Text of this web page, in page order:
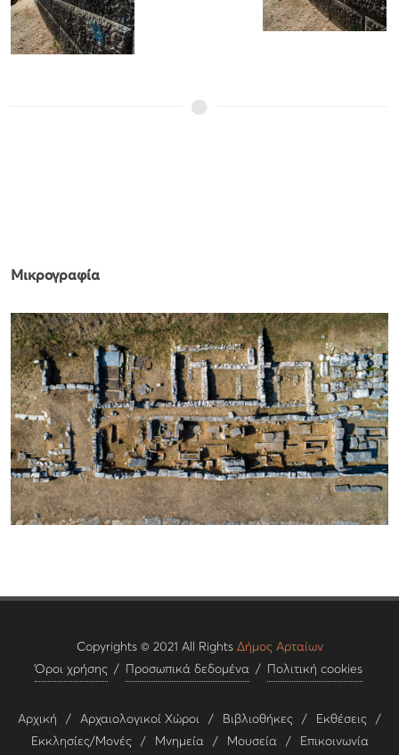
Μικρογραφία
Copyrights © 2021 All Rights Δήμος Αρταίων
Όροι χρήσης
/ Προσωπικά δεδομένα / Πολιτική cookies
Αρχική / Αρχαιολογικοί Χώροι / Βιβλιοθήκες / Εκθέσεις
/
Εκκλησίες/Μονές
/ Μνημεία / Μουσεία / Επικοινωνία